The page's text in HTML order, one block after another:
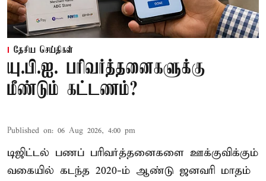
தேசிய செய்திகள்
யு.பி.ஐ. பரிவர்த்தனைகளுக்கு
மீண்டும் கட்டணம்?
Published on: 06 Aug 2026, 4:00 pm
டிஜிட்டல் பணப் பரிவர்த்தனைகளை ஊக்குவிக்கும்
வகையில் கடந்த 2020-ம் ஆண்டு ஜனவரி மாதம்